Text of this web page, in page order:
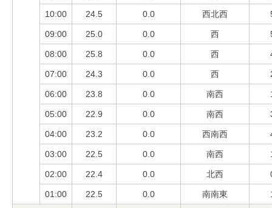
10:00 24.5 0.0 西北西
09:00 25.0 0.0 西
08:00 25.8 0.0 西
07:00 24.3 0.0 西
06:00 23.8 0.0 南西
05:00 22.9 0.0 南西
04:00 23.2 0.0 西南西
03:00 22.5 0.0 南西
02:00 22.4 0.0 北西
01:00 22.5 0.0 南南東